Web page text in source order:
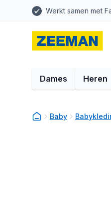
Werkt samen met
Dames Heren
Baby